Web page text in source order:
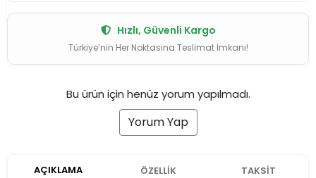
Hızlı, Güvenli Kargo
Türkiye’nin Her Noktasına Teslimat İmkanı!
Bu ürün için henüz yorum yapılmadı.
Yorum Yap
AÇIKLAMA ÖZELLİK TAKSİT